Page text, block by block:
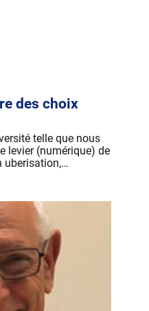
des choix
telle que nous
levier (numérique) de
uberisation,…